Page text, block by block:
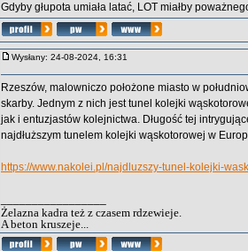
Gdyby głupota umiała latać, LOT miałby
Wysłany: 24-08-2024, 16:31
Rzeszów, malowniczo położone miasto w
skarby. Jednym z nich jest tunel kolejki
jak i entuzjastów kolejnictwa. Długość tej
najdłuższym tunelem kolejki wąskotorowej w
https://www.nakolei.pl/najdluzszy-tunel-kolejki-
Żelazna kadra też z czasem rdzewieje.
A beton kruszeje...